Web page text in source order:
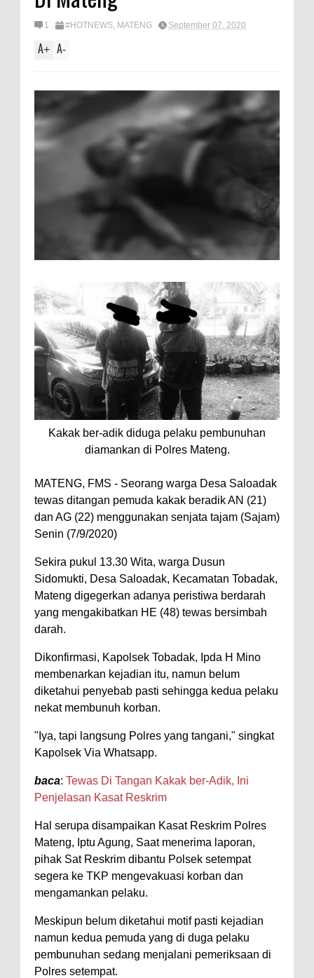
1 #HOTNEWS, MATENG September 07, 2020
A+ A-
Kakak ber-adik diduga pelaku pembunuhan
diamankan di Polres Mateng.
MATENG, FMS - Seorang warga Desa Saloadak
tewas ditangan pemuda kakak beradik AN (21)
dan AG (22) menggunakan senjata tajam (Sajam)
Senin (7/9/2020)
Sekira pukul 13.30 Wita, warga Dusun
Sidomukti, Desa Saloadak, Kecamatan Tobadak,
Mateng digegerkan adanya peristiwa berdarah
yang mengakibatkan HE (48) tewas bersimbah
darah.
Dikonfirmasi, Kapolsek Tobadak, Ipda H Mino
membenarkan kejadian itu, namun belum
diketahui penyebab pasti sehingga kedua pelaku
nekat membunuh korban.
"Iya, tapi langsung Polres yang tangani," singkat
Kapolsek Via Whatsapp.
baca: Tewas Di Tangan Kakak ber-Adik, Ini
Penjelasan Kasat Reskrim
Hal serupa disampaikan Kasat Reskrim Polres
Mateng, Iptu Agung, Saat menerima laporan,
pihak Sat Reskrim dibantu Polsek setempat
segera ke TKP mengevakuasi korban dan
mengamankan pelaku.
Meskipun belum diketahui motif pasti kejadian
namun kedua pemuda yang di duga pelaku
pembunuhan sedang menjalani pemeriksaan di
Polres setempat.